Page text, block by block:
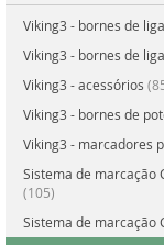
Viking3 - bornes de
Viking3 - bornes de
Viking3 - acessórios
Viking3 - bornes de
Viking3 - marcadores
Sistema de marcação
(105)
Sistema de marcação